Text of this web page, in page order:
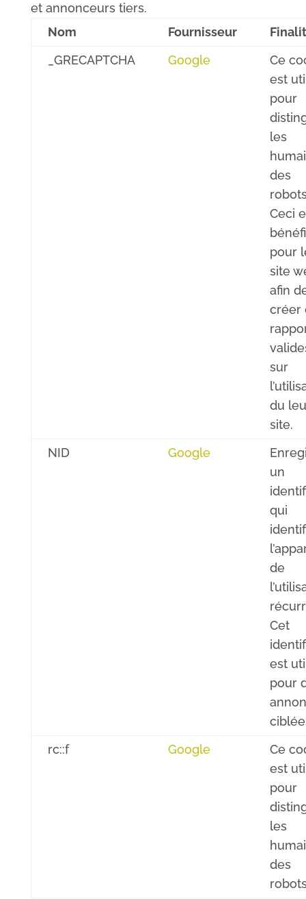
et annonceurs tiers.
Nom
Fournisseur
_GRECAPTCHA
Google
Ce
est
pour
les
des
Ceci
pour
site
afin
créer
sur
du
site.
NID
Google
un
qui
de
Cet
est
pour
rc::f
Google
Ce
est
pour
les
des